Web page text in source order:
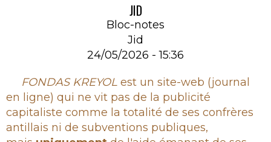
JID
Bloc-notes
Jid
24/05/2026 - 15:36
Rubrique
FONDAS KREYOL est un site-web (journal
en ligne) qui ne vit pas de la publicité
capitaliste comme la totalité de ses confrères
antillais ni de subventions publiques,